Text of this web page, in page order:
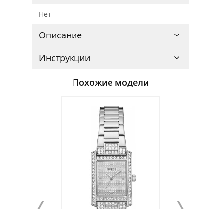
Нет
Описание
Инструкции
Похожие модели